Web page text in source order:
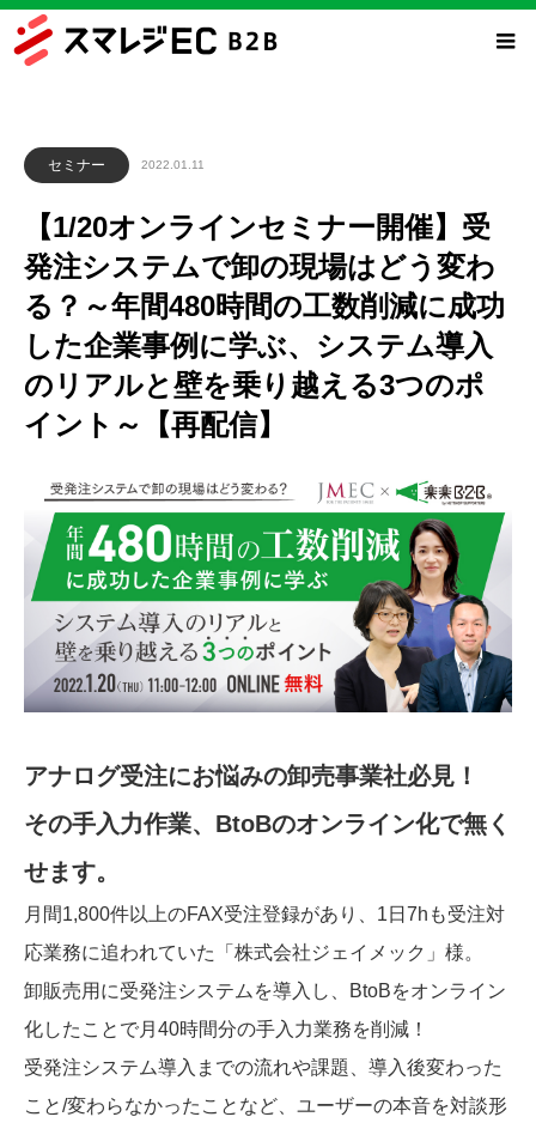
セミナー 2022.01.11
【1/20オンラインセミナー開催】受
発注システムで卸の現場はどう変わ
る？～年間480時間の工数削減に成功
した企業事例に学ぶ、システム導入
のリアルと壁を乗り越える3つのポ
イント～【再配信】
アナログ受注にお悩みの卸売事業社必見！
その手入力作業、BtoBのオンライン化で無く
せます。
月間1,800件以上のFAX受注登録があり、1日7hも受注対
応業務に追われていた「株式会社ジェイメック」様。
卸販売用に受発注システムを導入し、BtoBをオンライン
化したことで月40時間分の手入力業務を削減！
受発注システム導入までの流れや課題、導入後変わった
こと/変わらなかったことなど、ユーザーの本音を対談形